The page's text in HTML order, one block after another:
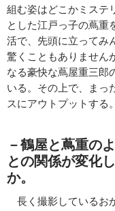
組む姿はどこかミステ
とした江戸っ子の蔦重
活で、先頭に立ってみ
驚くこともありません
なる豪快な蔦屋重三郎
いる。その上で、まっ
スにアウトプットする
－鶴屋と蔦重の
との関係が変化
か。
長く撮影しているお